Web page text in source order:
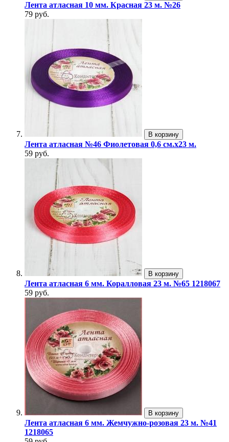
Лента атласная 10 мм. Красная 23 м. №26
79 руб.
В корзину
Лента атласная №46 Фиолетовая 0,6 см.х23 м.
59 руб.
В корзину
Лента атласная 6 мм. Коралловая 23 м. №65 1218067
59 руб.
В корзину
Лента атласная 6 мм. Жемчужно-розовая 23 м. №41
1218065